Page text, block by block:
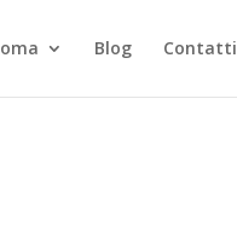
Blog Contatti